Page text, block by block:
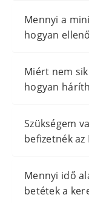
Mennyi a
hogyan
Miért nem
hogyan
Szükségem
befizetnék az
Mennyi idő
betétek a